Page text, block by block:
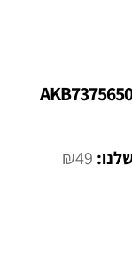
₪49 המחיר